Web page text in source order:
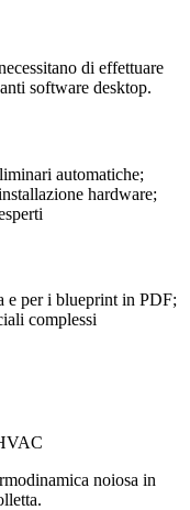
di effettuare
software desktop.
automatiche;
hardware;
e per i blueprint in PDF;
complessi
noiosa in